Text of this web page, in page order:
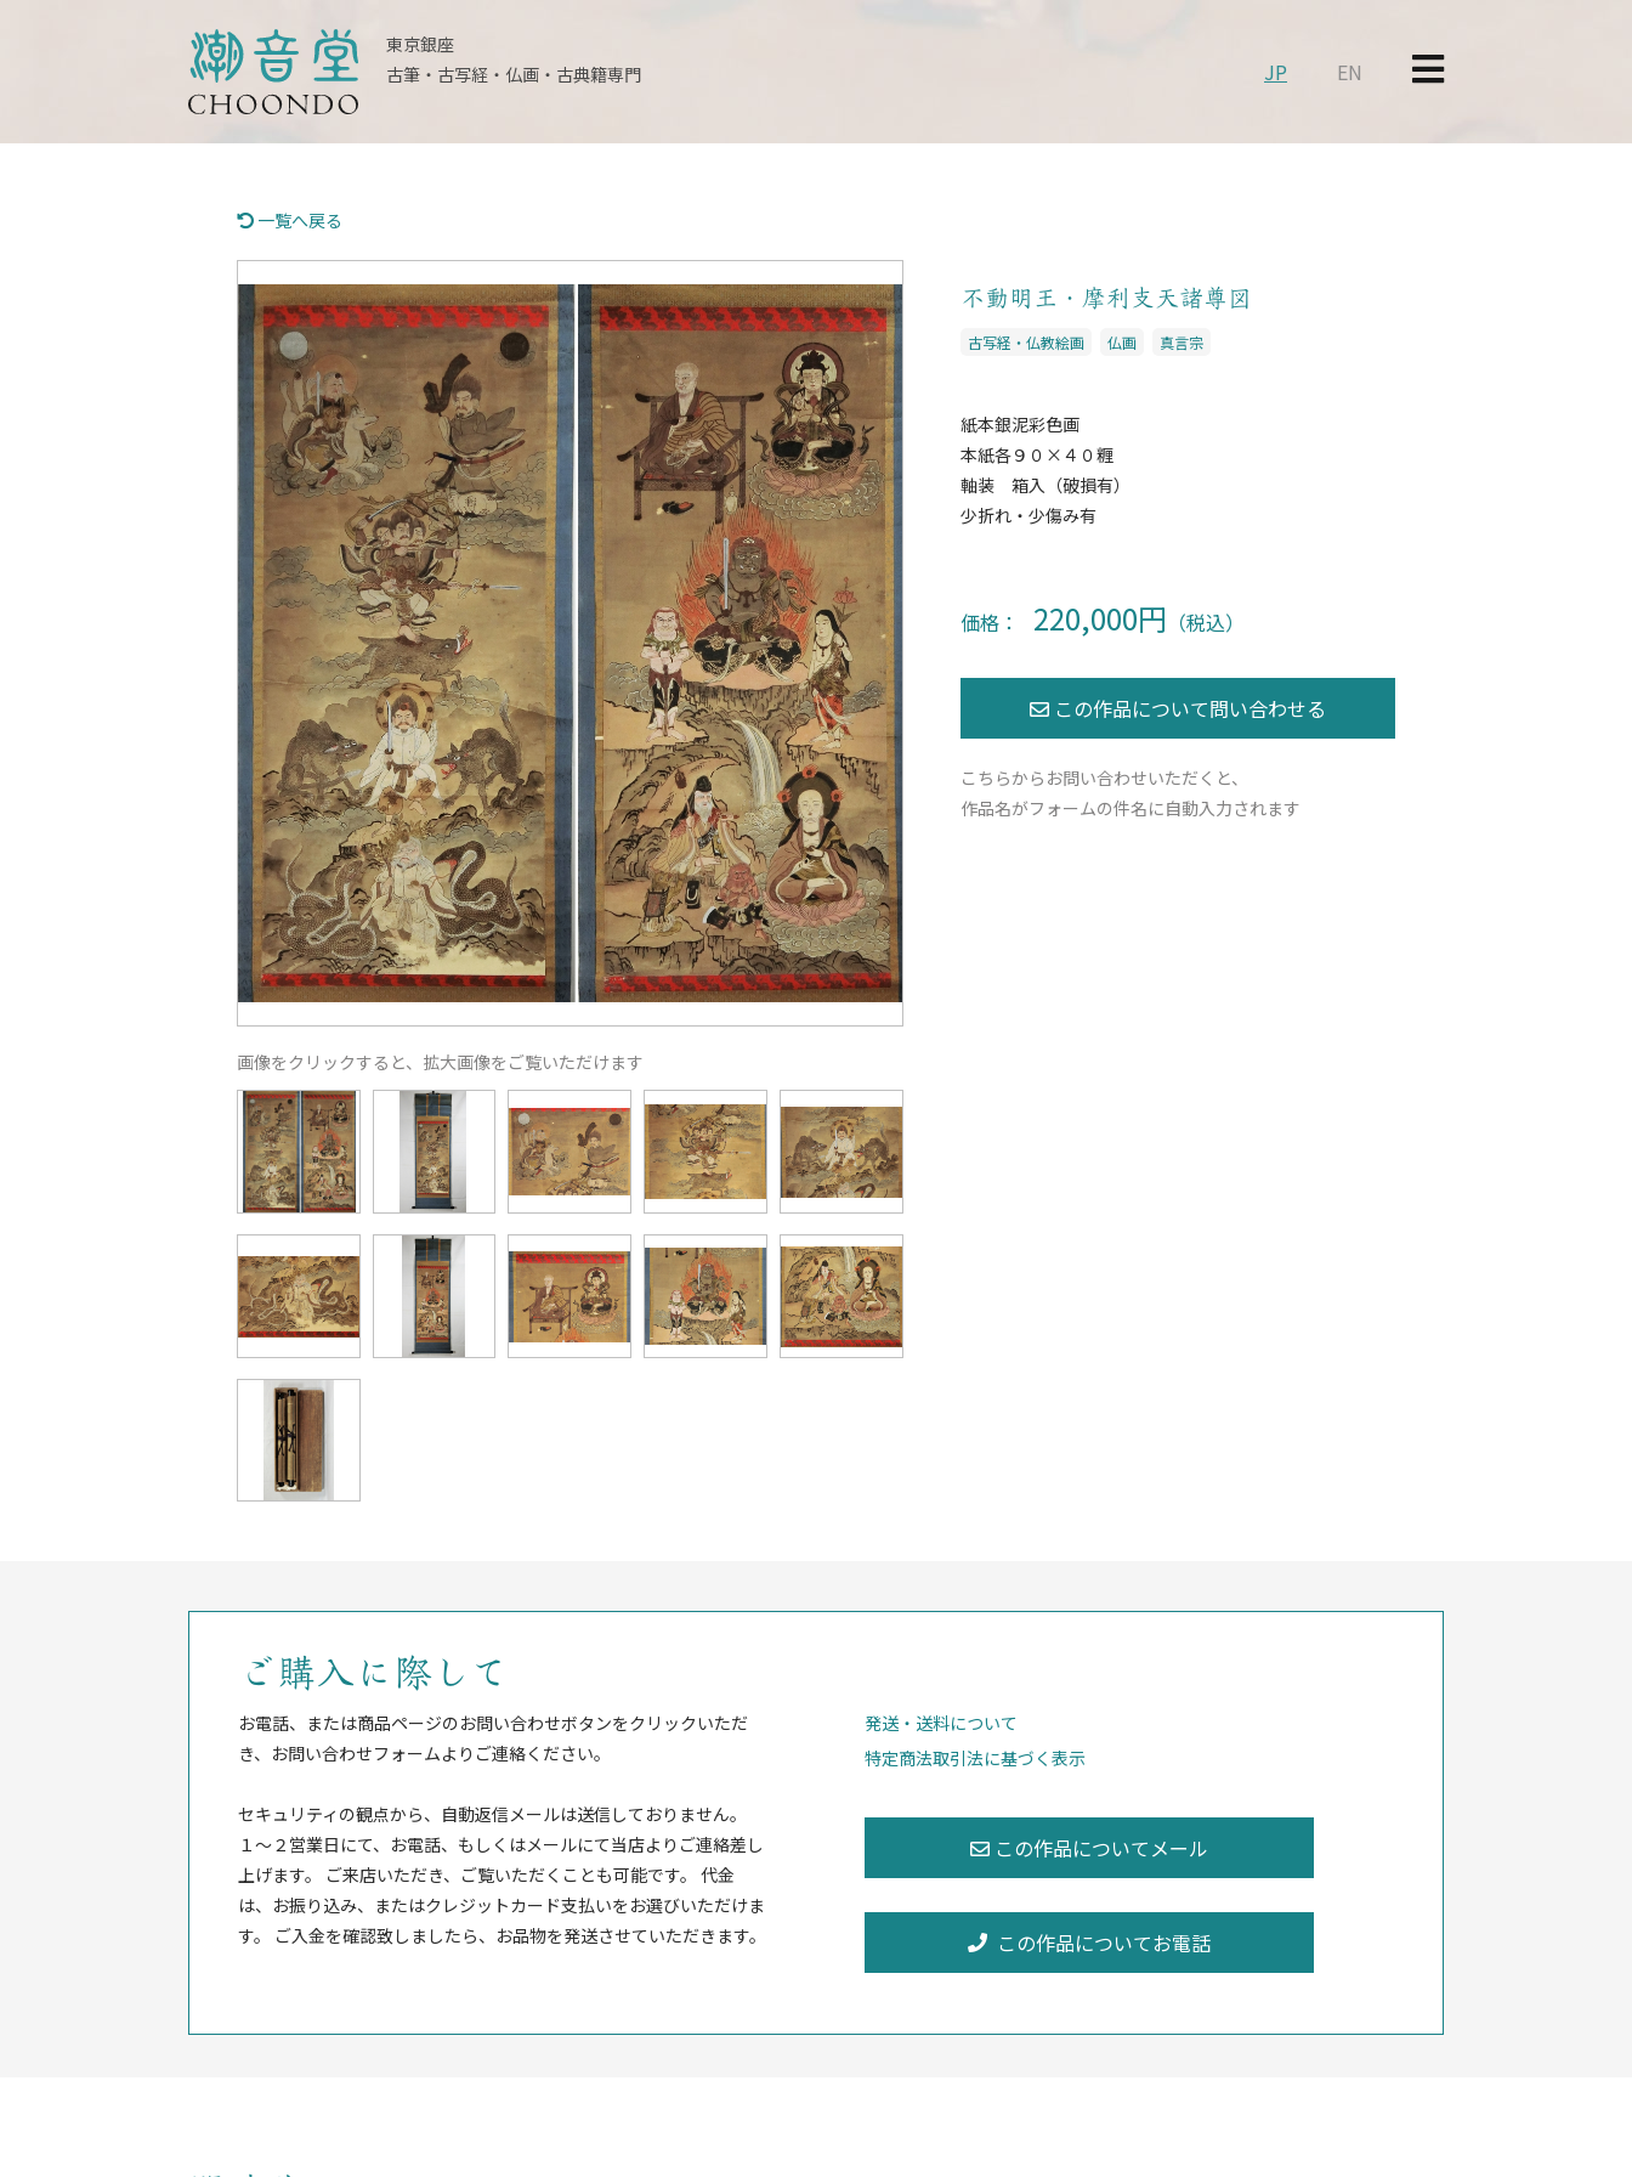
東京銀座
古筆・古写経・仏画・古典籍専門
JP EN
一覧へ戻る
画像をクリックすると、拡大画像をご覧いただけます
不動明王・摩利支天諸尊図
古写経・仏教絵画 仏画 真言宗
紙本銀泥彩色画
本紙各９０×４０糎
軸装 箱入（破損有）
少折れ・少傷み有
価格： 220,000円 （税込）
こちらからお問い合わせいただくと、
作品名がフォームの件名に自動入力されます
ご購入に際して
お電話、または商品ページのお問い合わせボタンをクリックいただ
き、お問い合わせフォームよりご連絡ください。
セキュリティの観点から、自動返信メールは送信しておりません。
１〜２営業日にて、お電話、もしくはメールにて当店よりご連絡差し
上げます。 ご来店いただき、ご覧いただくことも可能です。 代金
は、お振り込み、またはクレジットカード支払いをお選びいただけま
す。 ご入金を確認致しましたら、お品物を発送させていただきます。
発送・送料について
特定商法取引法に基づく表示
この作品についてお電話